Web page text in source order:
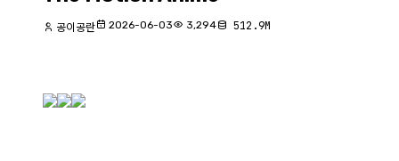
공이공란 2026-06-03 3,294 512.9M